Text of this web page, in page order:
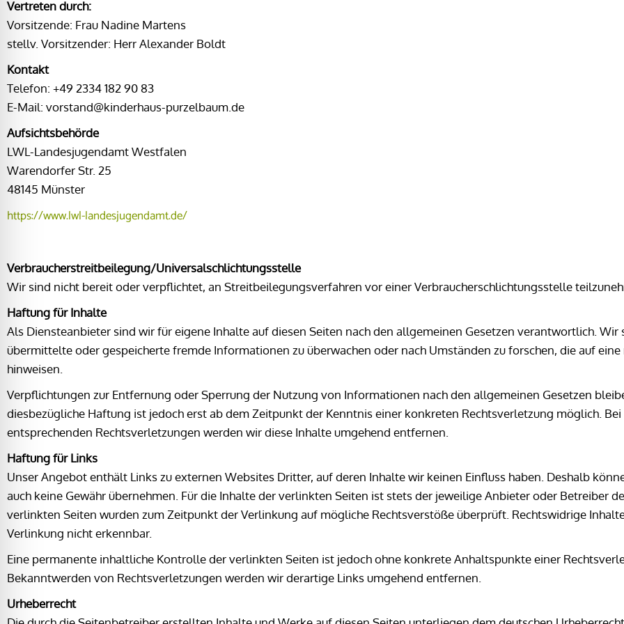
Vertreten durch:
Vorsitzende: Frau Nadine Martens
stellv. Vorsitzender: Herr Alexander Boldt
Kontakt
Telefon: +49 2334 182 90 83
E-Mail: vorstand@kinderhaus-purzelbaum.de
Aufsichtsbehörde
LWL-Landesjugendamt Westfalen
Warendorfer Str. 25
48145 Münster
https://www.lwl-landesjugendamt.de/
Verbraucher­streit­beilegung/Universal­schlichtungs­stelle
Wir sind nicht bereit oder verpflichtet, an Streitbeilegungsverfahren vor einer Verbraucherschlichtungsstelle
Haftung für Inhalte
Als Diensteanbieter sind wir für eigene Inhalte auf diesen Seiten nach den allgemeinen Gesetzen verantwortlich.
übermittelte oder gespeicherte fremde Informationen zu überwachen oder nach Umständen zu forschen, die auf
hinweisen.
Verpflichtungen zur Entfernung oder Sperrung der Nutzung von Informationen nach den allgemeinen Gesetzen
diesbezügliche Haftung ist jedoch erst ab dem Zeitpunkt der Kenntnis einer konkreten Rechtsverletzung möglich.
entsprechenden Rechtsverletzungen werden wir diese Inhalte umgehend entfernen.
Haftung für Links
Unser Angebot enthält Links zu externen Websites Dritter, auf deren Inhalte wir keinen Einfluss haben. Deshalb
auch keine Gewähr übernehmen. Für die Inhalte der verlinkten Seiten ist stets der jeweilige Anbieter oder Betreiber
verlinkten Seiten wurden zum Zeitpunkt der Verlinkung auf mögliche Rechtsverstöße überprüft. Rechtswidrige
Verlinkung nicht erkennbar.
Eine permanente inhaltliche Kontrolle der verlinkten Seiten ist jedoch ohne konkrete Anhaltspunkte einer
Bekanntwerden von Rechtsverletzungen werden wir derartige Links umgehend entfernen.
Urheberrecht